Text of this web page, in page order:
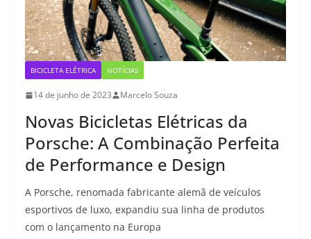
BICICLETA ELÉTRICA NOTÍCIAS
14 de junho de 2023 Marcelo Souza
Novas Bicicletas Elétricas da
Porsche: A Combinação Perfeita
de Performance e Design
A Porsche, renomada fabricante alemã de veículos
esportivos de luxo, expandiu sua linha de produtos
com o lançamento na Europa